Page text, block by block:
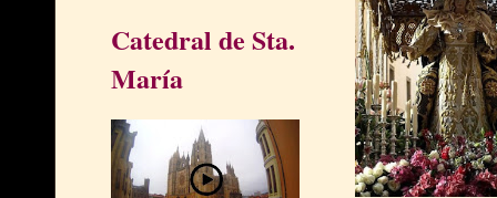
Catedral de Sta.
María